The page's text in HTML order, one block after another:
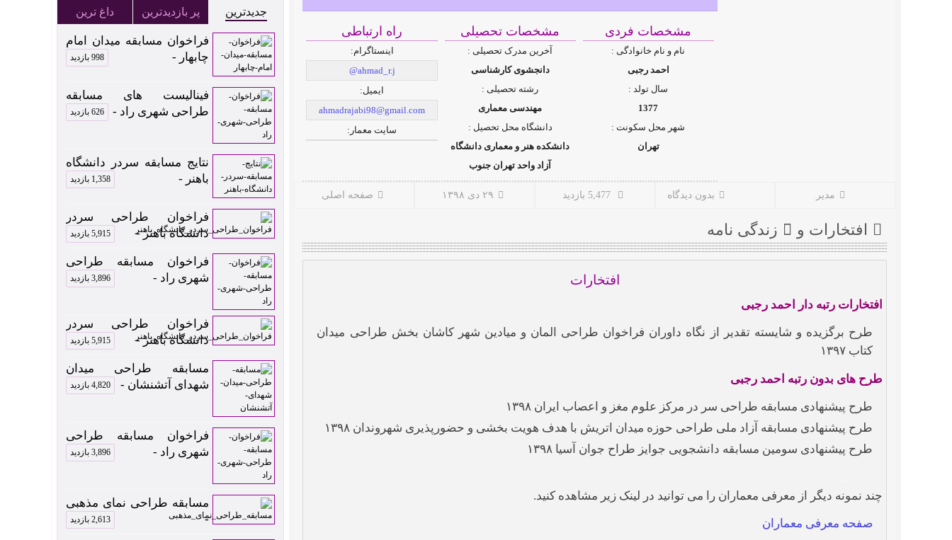
مشخصات فردی
نام و نام خانوادگی :
احمد رجبی
سال تولد :
1377
شهر محل سکونت :
تهران
مشخصات تحصیلی
آخرین مدرک تحصیلی :
دانجشوی کارشناسی
رشته تحصیلی :
مهندسی معماری
دانشگاه محل تحصیل :
دانشکده هنر و معماری دانشگاه‌
آزاد واحد تهران جنوب
راه ارتباطی
اینستاگرام:
ahmad_r.j@
ایمیل:
ahmadrajabi98@gmail.com
سایت معمار:
مدیر بدون دیدگاه 5,477 بازدید ۲۹ دی ۱۳۹۸ صفحه اصلی
افتخارات و زندگی نامه
افتخارات
افتخارات رتبه دار احمد رجبی
طرح برگزیده و شایسته تقدیر از نگاه داوران فراخوان طراحی المان و میادین شهر کاشان بخش طراحی میدان
کتاب ۱۳۹۷
طرح های بدون رتبه احمد رجبی
طرح پیشنهادی مسابقه طراحی سر در مرکز علوم مغز و اعصاب ایران ۱۳۹۸
طرح پیشنهادی مسابقه آزاد ملی طراحی حوزه میدان اتریش با هدف هویت بخشی و حضورپذیری شهروندان ۱۳۹۸
طرح پیشنهادی سومین مسابقه دانشجویی جوایز طراح جوان آسیا ۱۳۹۸
چند نمونه دیگر از معرفی معماران را می توانید در لینک زیر مشاهده کنید.
صفحه معرفی معماران
جدیدترین پر بازدیدترین داغ ترین
فراخوان مسابقه میدان امام
چابهار -
998 بازدید
فینالیست های مسابقه
طراحی شهری راد -
626 بازدید
نتایج مسابقه سردر دانشگاه
باهنر -
1,358 بازدید
فراخوان طراحی سردر
دانشگاه باهنر -
5,915 بازدید
فراخوان مسابقه طراحی
شهری راد -
3,896 بازدید
فراخوان طراحی سردر
دانشگاه باهنر -
5,915 بازدید
مسابقه طراحی میدان
شهدای آتشنشان -
4,820 بازدید
فراخوان مسابقه طراحی
شهری راد -
3,896 بازدید
مسابقه طراحی نمای مذهبی
-
2,613 بازدید